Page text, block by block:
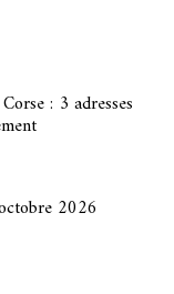
: 3 adresses
2026